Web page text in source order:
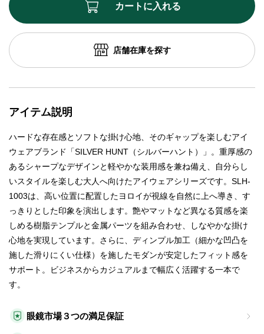
眼鏡市場３つの満足保証
カートに入れる
店舗在庫を探す
アイテム説明
ハードな存在感とソフトな掛け心地、そのギャップを楽しむアイ
ウェアブランド「SILVER HUNT（シルバーハント）」。重厚感の
あるシャープなデザインと軽やかな装用感を兼ね備え、自分らし
いスタイルを楽しむ大人へ向けたアイウェアシリーズです。SLH-
1003は、高い位置に配置したヨロイが視線を自然に上へ導き、す
っきりとした印象を演出します。艶やマットなど異なる質感を楽
しめる樹脂テンプルと金属パーツを組み合わせ、しなやかな掛け
心地を実現しています。さらに、ディンプル加工（細かな凹凸を
施した滑りにくい仕様）を施したモダンが安定したフィット感を
サポート。ビジネスからカジュアルまで幅広く活躍する一本で
す。